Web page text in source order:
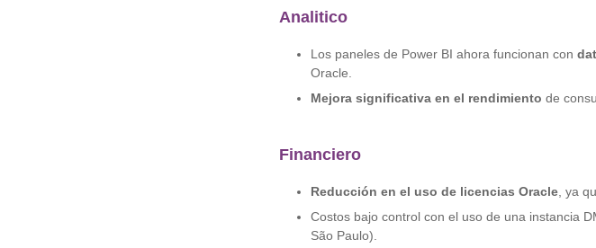
Analitico
Los paneles de Power BI ahora funcionan con
Oracle.
Mejora significativa en el rendimiento de
Financiero
Reducción en el uso de licencias Oracle , ya
Costos bajo control con el uso de una instancia
São Paulo).